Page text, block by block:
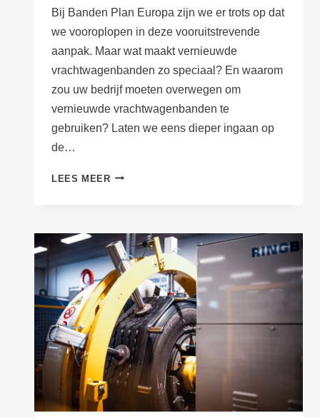
Bij Banden Plan Europa zijn we er trots op dat
we vooroplopen in deze vooruitstrevende
aanpak. Maar wat maakt vernieuwde
vrachtwagenbanden zo speciaal? En waarom
zou uw bedrijf moeten overwegen om
vernieuwde vrachtwagenbanden te
gebruiken? Laten we eens dieper ingaan op
de…
LEES MEERVERNIEUWDE
KEUZE
VOOR
DUURZAAM
TRANSPORT